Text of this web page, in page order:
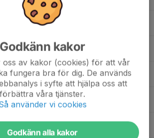
Godkänn kakor
oss av kakor (cookies) för att vår
fungera bra för dig. De används
i syfte att hjälpa oss att
förbättra våra tjänster.
använder vi cookies
Godkänn alla kakor